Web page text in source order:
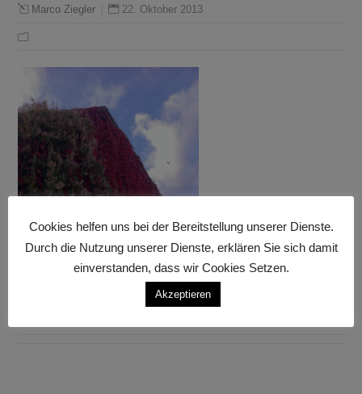
Marco Ziegler 22. Oktober 2013
Cookies helfen uns bei der Bereitstellung unserer Dienste.
Durch die Nutzung unserer Dienste, erklären Sie sich damit
einverstanden, dass wir Cookies Setzen.
Akzeptieren